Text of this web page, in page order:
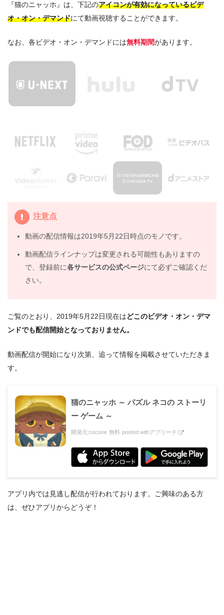
『猫のニャッホ』は、下記のアイコンが有効になっているビデ
オ・オン・デマンドにて動画視聴することができます。
なお、各ビデオ・オン・デマンドには無料期間があります。
注意点
動画の配信情報は2019年5月22日時点のモノです。
動画配信ラインナップは変更される可能性もありますの
で、登録前に各サービスの公式ページにて必ずご確認くだ
さい。
ご覧のとおり、2019年5月22日現在はどこのビデオ・オン・デマ
ンドでも配信開始となっておりません。
動画配信が開始になり次第、追って情報を掲載させていただきま
す。
猫のニャッホ ～ パズル ネコの ストーリ
ー ゲーム ～
開発元:cocone 無料 posted withアプリーチ
アプリ内では見逃し配信が行われております。ご興味のある方
は、ぜひアプリからどうぞ！